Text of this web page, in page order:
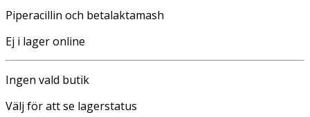
Piperacillin och betalaktamash
Ej i lager online
Ingen vald butik
Välj för att se lagerstatus